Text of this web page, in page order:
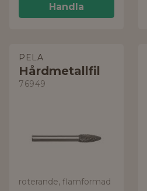
Handla
PELA
Hårdmetallfil
76949
roterande, flamformad